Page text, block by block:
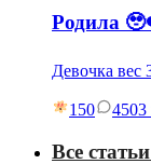
Родила
Девочка вес
150 4503
Все